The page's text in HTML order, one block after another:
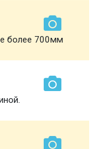
более 700мм